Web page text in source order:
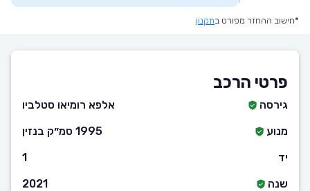
*חישוב ההחזר מפורט בתקנון
פרטי הרכב
גירסה
אלפא רומיאו סטלביו
מנוע
1995 סמ״ק בנזין
יד
1
שנה
2021